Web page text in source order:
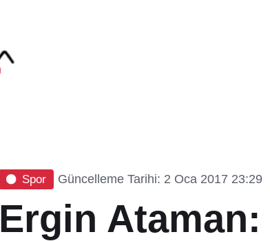
Spor Güncelleme Tarihi: 2 Oca 2017 23:29
Ergin Ataman: